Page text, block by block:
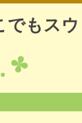
でもス